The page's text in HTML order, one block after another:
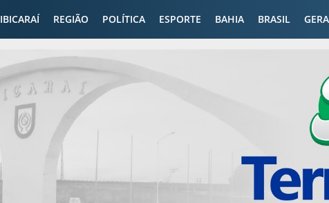
IBICARAÍ REGIÃO POLÍTICA ESPORTE BAHIA BRASIL